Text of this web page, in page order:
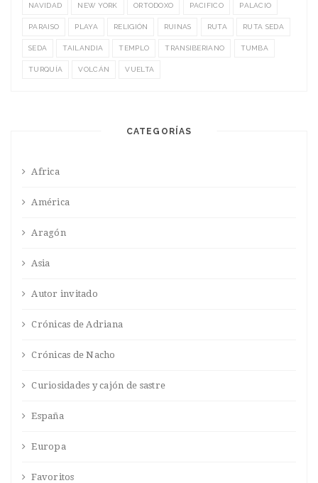
NAVIDAD NEW YORK ORTODOXO PACIFICO PALACIO
PARAISO PLAYA RELIGIÓN RUINAS RUTA RUTA SEDA
SEDA TAILANDIA TEMPLO TRANSIBERIANO TUMBA
TURQUÍA VOLCÁN VUELTA
CATEGORÍAS
Africa
América
Aragón
Asia
Autor invitado
Crónicas de Adriana
Crónicas de Nacho
Curiosidades y cajón de sastre
España
Europa
Favoritos